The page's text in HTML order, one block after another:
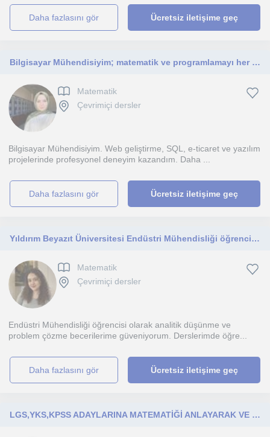
daha fazlasını gör Ücretsiz iletişime geç
Bilgisayar Mühendisiyim; matematik ve programlamayı her seviyedeki öğrencilere sabırla, anlaşılır ve etkili öğretiyorum.
Matematik
Çevrimiçi dersler
Bilgisayar Mühendisiyim. Web geliştirme, SQL, e-ticaret ve yazılım
projelerinde profesyonel deneyim kazandım. Daha ...
daha fazlasını gör Ücretsiz iletişime geç
Yıldırım Beyazıt Üniversitesi Endüstri Mühendisliği öğrencisiyim İlkokuldan TYT seviyesine online matematik dersleri veriyorum
Matematik
Çevrimiçi dersler
Endüstri Mühendisliği öğrencisi olarak analitik düşünme ve
problem çözme becerilerime güveniyorum. Derslerimde öğre...
daha fazlasını gör Ücretsiz iletişime geç
LGS,YKS,KPSS ADAYLARINA MATEMATİĞİ ANLAYARAK VE SEVDIREREK ÖĞRETMEK